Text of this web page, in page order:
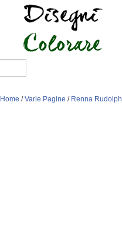
Home /Varie Pagine / Renna Rudolph